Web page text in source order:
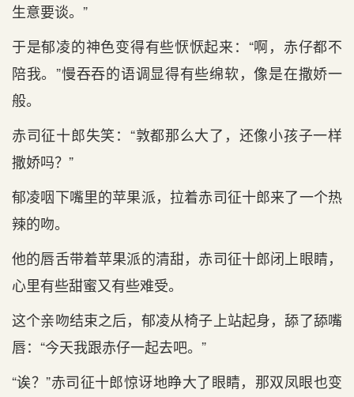
生意要谈。”
于是郁凌的神色变得有些恹恹起来：“啊，赤仔都不
陪我。”慢吞吞的语调显得有些绵软，像是在撒娇一
般。
赤司征十郎失笑：“敦都那么大了，还像小孩子一样
撒娇吗？”
郁凌咽下嘴里的苹果派，拉着赤司征十郎来了一个热
辣的吻。
他的唇舌带着苹果派的清甜，赤司征十郎闭上眼睛，
心里有些甜蜜又有些难受。
这个亲吻结束之后，郁凌从椅子上站起身，舔了舔嘴
唇：“今天我跟赤仔一起去吧。”
“诶？”赤司征十郎惊讶地睁大了眼睛，那双凤眼也变